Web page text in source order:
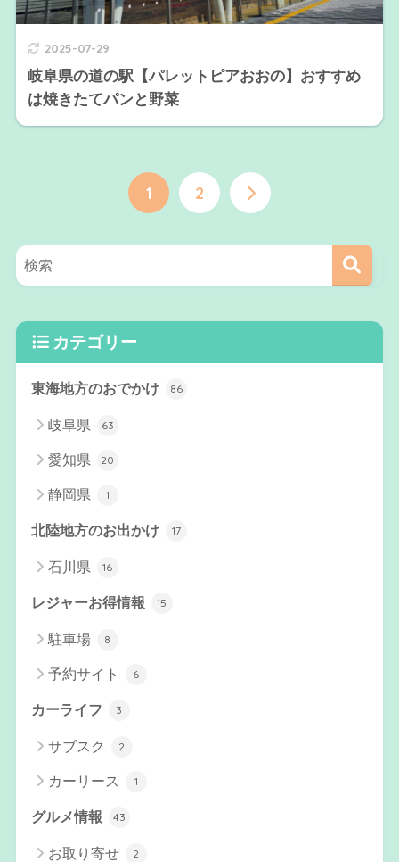
2025-07-29
岐阜県の道の駅【パレットピアおおの】おすすめ
は焼きたてパンと野菜
1 2
カテゴリー
東海地方のおでかけ 86
岐阜県 63
愛知県 20
静岡県 1
北陸地方のお出かけ 17
石川県 16
レジャーお得情報 15
駐車場 8
予約サイト 6
カーライフ 3
サブスク 2
カーリース 1
グルメ情報 43
お取り寄せ 2